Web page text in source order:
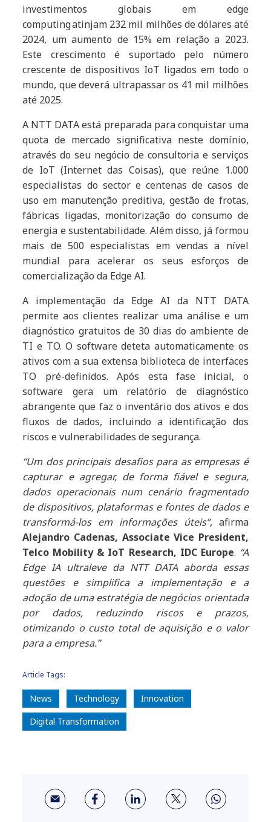
investimentos globais em edge
computing atinjam 232 mil milhões de dólares até
2024, um aumento de 15% em relação a 2023.
Este crescimento é suportado pelo número
crescente de dispositivos IoT ligados em todo o
mundo, que deverá ultrapassar os 41 mil milhões
até 2025.
A NTT DATA está preparada para conquistar uma
quota de mercado significativa neste domínio,
através do seu negócio de consultoria e serviços
de IoT (Internet das Coisas), que reúne 1.000
especialistas do sector e centenas de casos de
uso em manutenção preditiva, gestão de frotas,
fábricas ligadas, monitorização do consumo de
energia e sustentabilidade. Além disso, já formou
mais de 500 especialistas em vendas a nível
mundial para acelerar os seus esforços de
comercialização da Edge AI.
A implementação da Edge AI da NTT DATA
permite aos clientes realizar uma análise e um
diagnóstico gratuitos de 30 dias do ambiente de
TI e TO. O software deteta automaticamente os
ativos com a sua extensa biblioteca de interfaces
TO pré-definidos. Após esta fase inicial, o
software gera um relatório de diagnóstico
abrangente que faz o inventário dos ativos e dos
fluxos de dados, incluindo a identificação dos
riscos e vulnerabilidades de segurança.
“Um dos principais desafios para as empresas é
capturar e agregar, de forma fiável e segura,
dados operacionais num cenário fragmentado
de dispositivos, plataformas e fontes de dados e
transformá-los em informações úteis”, afirma
Alejandro Cadenas, Associate Vice President,
Telco Mobility & IoT Research, IDC Europe. “A
Edge IA ultraleve da NTT DATA aborda essas
questões e simplifica a implementação e a
adoção de uma estratégia de negócios orientada
por dados, reduzindo riscos e prazos,
otimizando o custo total de aquisição e o valor
para a empresa.”
Article Tags:
News Technology
Innovation
Digital Transformation